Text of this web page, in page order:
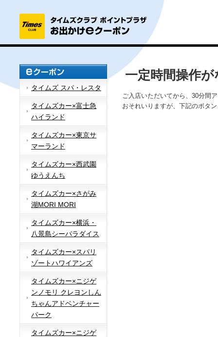
タイムズ スパ・レスタ
タイムズカー×富士急
ハイランド
タイムズカー×東京サ
マーランド
タイムズカー×西武園
ゆうえんち
タイムズカー×さがみ
湖MORI MORI
タイムズカー×横浜・
八景島シーパラダイス
タイムズカー×スパリ
ゾートハワイアンズ
タイムズカー×ニジゲ
ンノモリ クレヨンしん
ちゃんアドベンチャー
パーク
タイムズカー×ニジゲ
一定時間操作
ご入店いただいてから、30分間
おそれいりますが、下記のボタ